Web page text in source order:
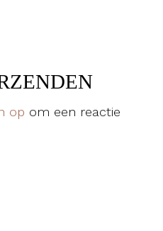
op om een reactie